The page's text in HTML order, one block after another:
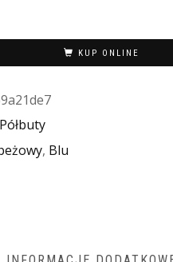
KUP ONLINE
Półbuty
, Blu